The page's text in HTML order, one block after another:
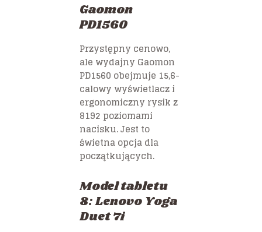
Gaomon
PD1560
Przystępny cenowo,
ale wydajny Gaomon
PD1560 obejmuje 15,6-
calowy wyświetlacz i
ergonomiczny rysik z
8192 poziomami
nacisku. Jest to
świetna opcja dla
początkujących.
Model tabletu
8: Lenovo Yoga
Duet 7i